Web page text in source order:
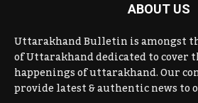
ABOUT US
Uttarakhand Bulletin is amongst
of Uttarakhand dedicated to cover
happenings of uttarakhand. Our
provide latest & authentic news to